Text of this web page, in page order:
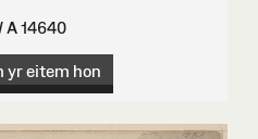
A 14640
yr eitem hon